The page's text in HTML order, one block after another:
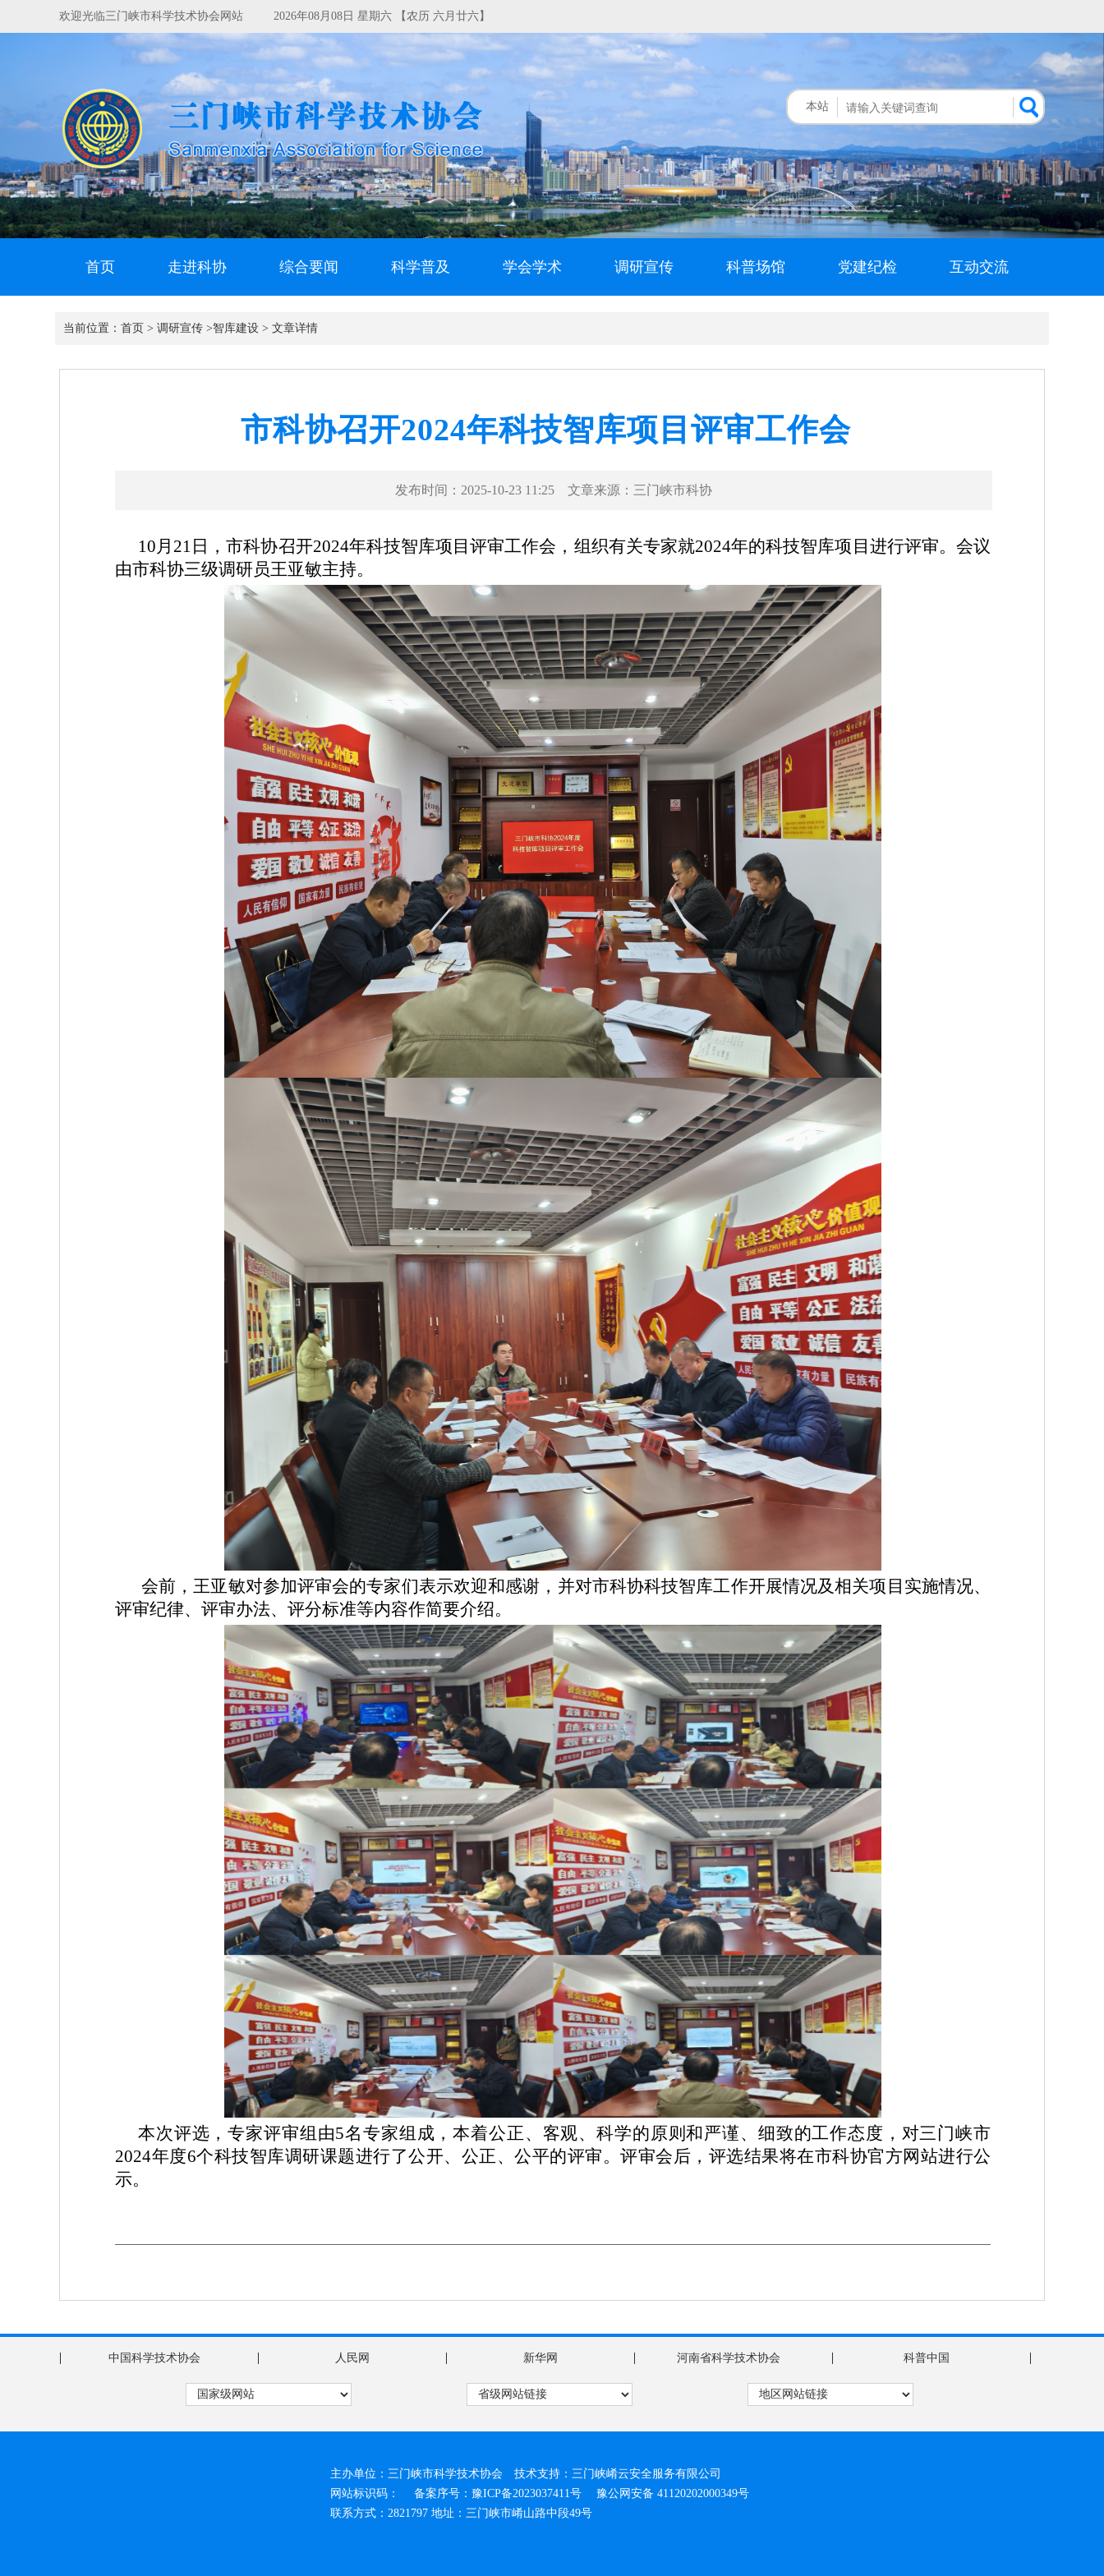
欢迎光临三门峡市科学技术协会网站 2026年08月08日 星期六 【农历 六月廿六】
本站
首页 走进科协 综合要闻 科学普及 学会学术 调研宣传 科普场馆 党建纪检 互动交流
当前位置： 首页 > 调研宣传 >智库建设 > 文章详情
市科协召开2024年科技智库项目评审工作会
发布时间： 2025-10-23 11:25 文章来源： 三门峡市科协
10月21日，市科协召开2024年科技智库项目评审工作会，组织有关专家就2024年的科技智库项目进行评审。会议
由市科协三级调研员王亚敏主持。
会前 ，王亚敏对参加评审会的专家们表示欢迎和感谢，并对市科协科技智库工作开展情况及相关项目实施情况、
评审纪律、评审办法、评分标准等内容作简要介绍。
本次评选，专家评审组由5名专家组成，本着公正、客观、科学的原则和严谨、细致的工作态度，对三门峡市
2024年度6个科技智库调研课题进行了公开、公正、公平的评审。评审会后，评选结果将在市科协官方网站进行公
示。
| 中国科学技术协会 | 人民网 | 新华网 | 河南省科学技术协会 | 科普中国 |
主办单位：三门峡市科学技术协会 技术支持：三门峡崤云安全服务有限公司
网站标识码： 备案序号：豫ICP备2023037411号
豫公网安备 41120202000349号
联系方式：2821797 地址：三门峡市崤山路中段49号